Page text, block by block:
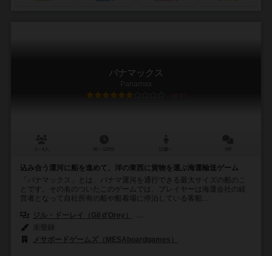
パナマックス
Panamax
6.0
込み合う運河に船を進めて、洋の東西に貨物を運ぶ海運輸送ゲーム
「パナマックス」とは、パナマ運河を通行できる最大サイズの船のこ
とです。その名のついたこのゲームでは、プレイヤーは海運会社の経
営者となって自社所有の船や船着場に停泊している客船...
ジル・ドーレイ（Gil d'Orey）
メサボードゲームズ（MESAboardgames）